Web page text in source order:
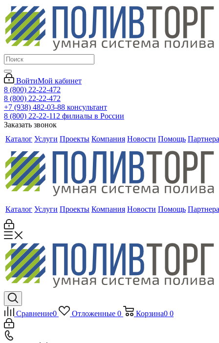
ВойтиМой кабинет
8 (800) 22-22-472
8 (800) 22-22-472
+7 (938) 482-03-88 консультант
8 (800) 22-22-112 филиалы в России
Заказать звонок
Каталог Услуги Проекты Компания Новости Помощь
Каталог Услуги Проекты Компания Новости Помощь
Сравнение0 Отложенные 0 Корзина0 0